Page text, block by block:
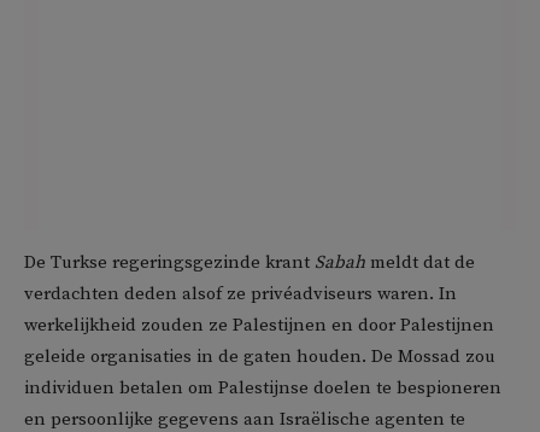
De Turkse regeringsgezinde krant Sabah meldt dat de
verdachten deden alsof ze privéadviseurs waren. In
werkelijkheid zouden ze Palestijnen en door Palestijnen
geleide organisaties in de gaten houden. De Mossad zou
individuen betalen om Palestijnse doelen te bespioneren
en persoonlijke gegevens aan Israëlische agenten te